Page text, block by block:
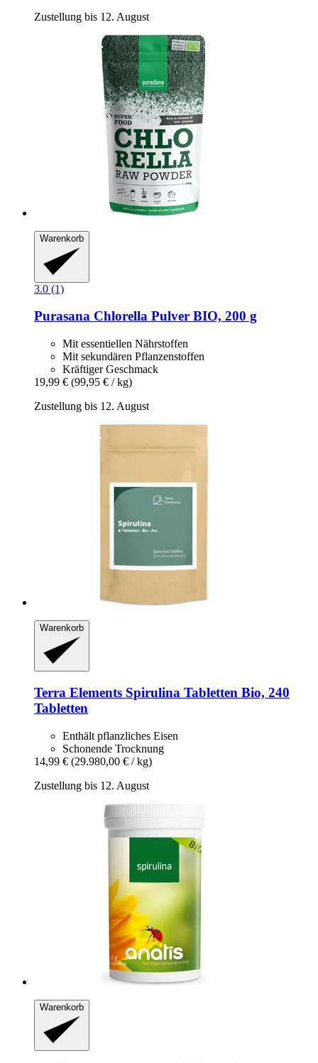
Zustellung bis 12. August
Warenkorb
3.0 (1)
Purasana Chlorella Pulver BIO, 200 g
Mit essentiellen Nährstoffen
Mit sekundären Pflanzenstoffen
Kräftiger Geschmack
19,99 € (99,95 € / kg)
Zustellung bis 12. August
Warenkorb
Terra Elements Spirulina Tabletten Bio, 240
Tabletten
Enthält pflanzliches Eisen
Schonende Trocknung
14,99 € (29.980,00 € / kg)
Zustellung bis 12. August
Warenkorb